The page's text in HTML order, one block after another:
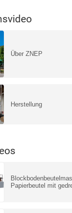
Über ZNEP
Herstellung
Papierbeutel mit